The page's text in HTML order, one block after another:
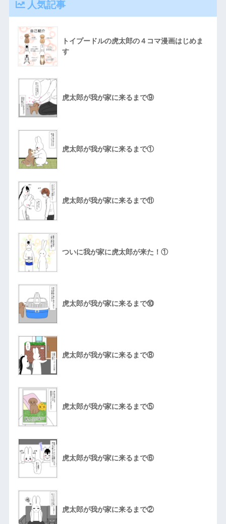
人気記事
トイプードルの虎太郎の４コマ漫画はじめま
す
虎太郎が我が家に来るまで⑨
虎太郎が我が家に来るまで①
虎太郎が我が家に来るまで⑪
ついに我が家に虎太郎が来た！①
虎太郎が我が家に来るまで⑩
虎太郎が我が家に来るまで⑧
虎太郎が我が家に来るまで⑤
虎太郎が我が家に来るまで⑥
虎太郎が我が家に来るまで②